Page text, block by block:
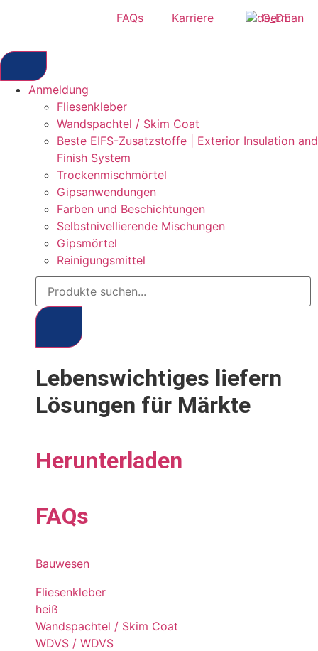
FAQs Karriere German
Anmeldung
Fliesenkleber
Wandspachtel / Skim Coat
Beste EIFS-Zusatzstoffe | Exterior Insulation and
Finish System
Trockenmischmörtel
Gipsanwendungen
Farben und Beschichtungen
Selbstnivellierende Mischungen
Gipsmörtel
Reinigungsmittel
Lebenswichtiges liefern
Lösungen für Märkte
Herunterladen
FAQs
Bauwesen
Fliesenkleber
heiß
Wandspachtel / Skim Coat
WDVS / WDVS